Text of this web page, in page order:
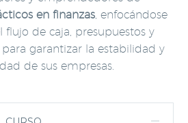
en finanzas, enfocándose
flujo de caja, presupuestos y
garantizar la estabilidad y
de sus empresas.